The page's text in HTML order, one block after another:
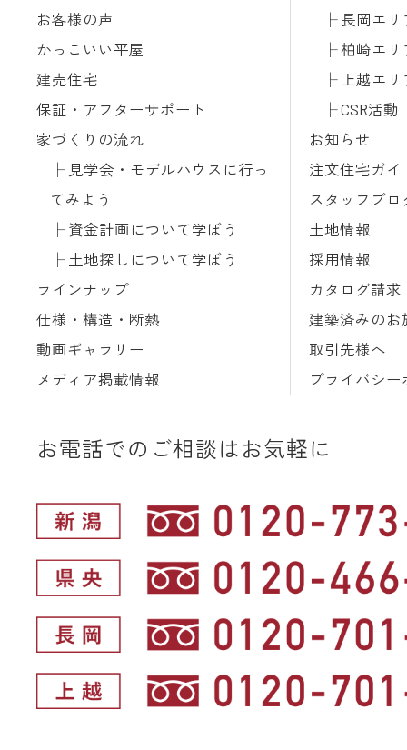
お客様の声
かっこいい平屋
建売住宅
保証・アフターサポート
家づくりの流れ
見学会・モデルハウスに行っ
てみよう
資金計画について学ぼう
土地探しについて学ぼう
ラインナップ
仕様・構造・断熱
動画ギャラリー
メディア掲載情報
長岡エリ
柏崎エリ
上越エリ
CSR活動
お知らせ
注文住宅ガイ
スタッフブロ
土地情報
採用情報
カタログ請求
建築済みのお
取引先様へ
プライバシー
お電話でのご相談はお気軽に